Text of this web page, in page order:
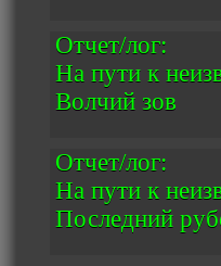
Отчет/лог:
На пути к
Волчий зов
Отчет/лог:
На пути к
Последний